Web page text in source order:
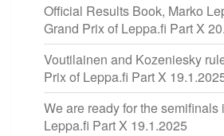
Official Results Book, Marko
Grand Prix of Leppa.fi Part X
Voutilainen and Kozeniesky
Prix of Leppa.fi Part X
We are ready for the semifinals
Leppa.fi Part X 19.1.2025